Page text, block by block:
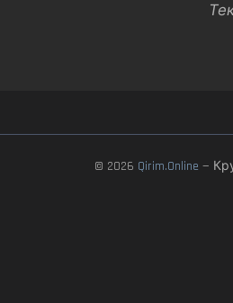
© 2026 Qirim.Online —